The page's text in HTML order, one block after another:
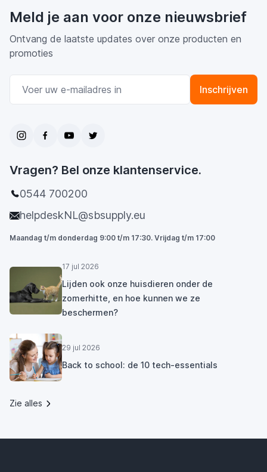
Meld je aan voor onze nieuwsbrief
Ontvang de laatste updates over onze producten en
promoties
Inschrijven
Vragen? Bel onze klantenservice.
0544 700200
helpdeskNL@sbsupply.eu
Maandag t/m donderdag 9:00 t/m 17:30. Vrijdag t/m 17:00
17 jul 2026
Lijden ook onze huisdieren onder de
zomerhitte, en hoe kunnen we ze
beschermen?
29 jul 2026
Back to school: de 10 tech-essentials
Zie alles